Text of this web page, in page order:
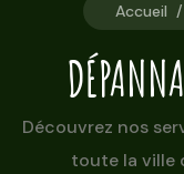
Accueil /
Découvrez nos
toute la ville